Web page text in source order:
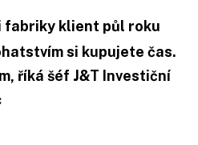
fabriky klient půl roku
si kupujete čas.
říká šéf J&T Investiční